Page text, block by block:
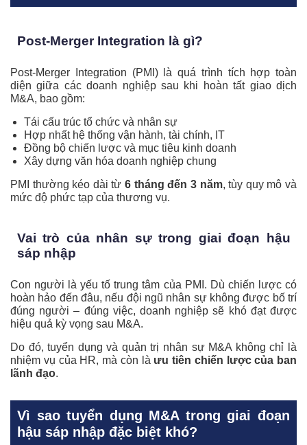
Post-Merger Integration là gì?
Post-Merger Integration (PMI) là quá trình tích hợp toàn
diện giữa các doanh nghiệp sau khi hoàn tất giao dịch
M&A, bao gồm:
Tái cấu trúc tổ chức và nhân sự
Hợp nhất hệ thống vận hành, tài chính, IT
Đồng bộ chiến lược và mục tiêu kinh doanh
Xây dựng văn hóa doanh nghiệp chung
PMI thường kéo dài từ6 tháng đến 3 năm, tùy quy mô và
mức độ phức tạp của thương vụ.
Vai trò của nhân sự trong giai đoạn hậu
sáp nhập
Con người là yếu tố trung tâm của PMI. Dù chiến lược có
hoàn hảo đến đâu, nếu đội ngũ nhân sự không được bố trí
đúng người – đúng việc, doanh nghiệp sẽ khó đạt được
hiệu quả kỳ vọng sau M&A.
Do đó, tuyển dụng và quản trị nhân sự M&A không chỉ là
nhiệm vụ của HR, mà còn là ưu tiên chiến lược của ban
lãnh đạo.
Vì sao tuyển dụng M&A trong giai đoạn
hậu sáp nhập đặc biệt khó?